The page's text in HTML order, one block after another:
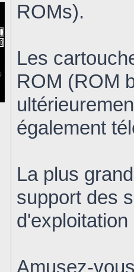
ROMs).
Les
ROM (ROM
également
La plus
support des
Amusez-